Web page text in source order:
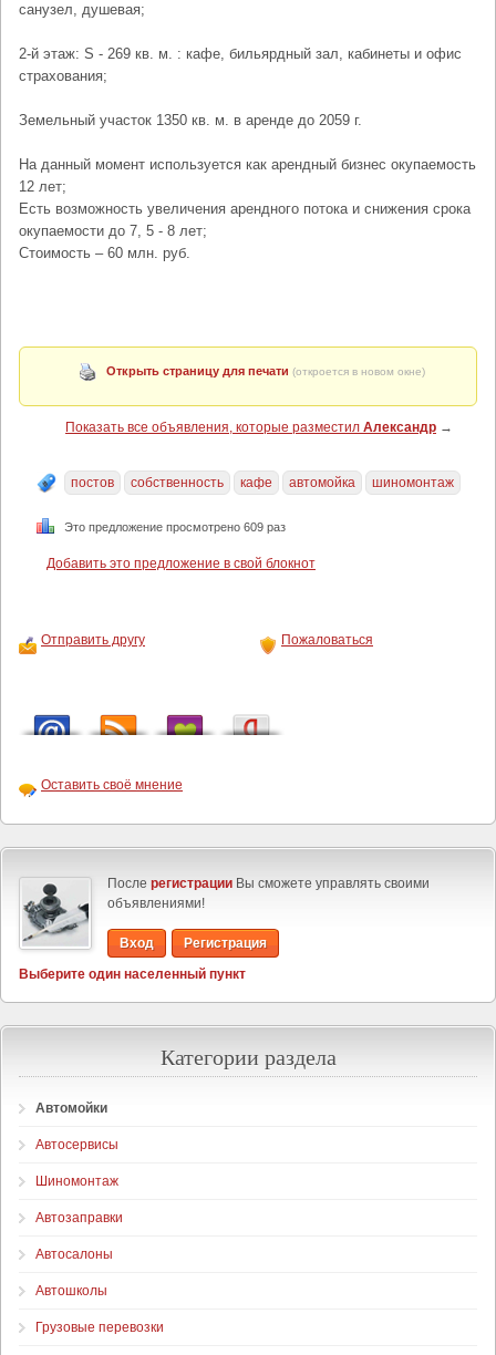
санузел, душевая;
2-й этаж: S - 269 кв. м. : кафе, бильярдный зал, кабинеты и офис
страхования;
Земельный участок 1350 кв. м. в аренде до 2059 г.
На данный момент используется как арендный бизнес окупаемость
12 лет;
Есть возможность увеличения арендного потока и снижения срока
окупаемости до 7, 5 - 8 лет;
Стоимость – 60 млн. руб.
Открыть страницу для печати (откроется в новом окне)
Показать все объявления, которые разместил Александр →
постов собственность кафе автомойка шиномонтаж
Это предложение просмотрено 609 раз
Добавить это предложение в свой блокнот
Отправить другу Пожаловаться
Оставить своё мнение
После регистрации Вы сможете управлять своими
объявлениями!
Вход
Регистрация
Выберите один населенный пункт
Категории раздела
Автомойки
Автосервисы
Шиномонтаж
Автозаправки
Автосалоны
Автошколы
Грузовые перевозки